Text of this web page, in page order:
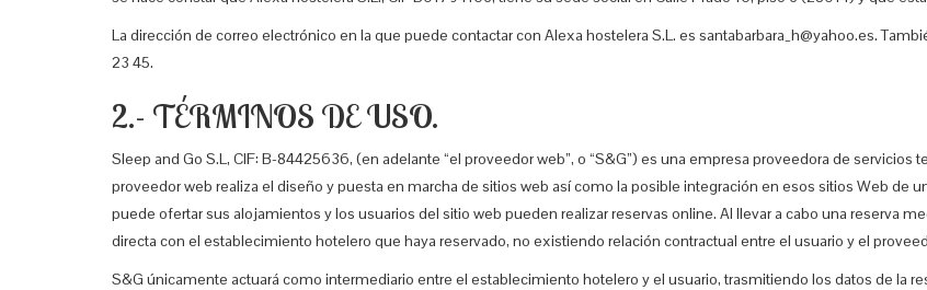
La dirección de correo electrónico en la que puede contactar con Alexa hostelera S.L. es santabarbara_h@yahoo.es.
23 45.
2.- TÉRMINOS DE USO.
Sleep and Go S.L, CIF: B-84425636, (en adelante “el proveedor web”, o “S&G”) es una empresa proveedora de
proveedor web realiza el diseño y puesta en marcha de sitios web así como la posible integración en esos sitios Web de
puede ofertar sus alojamientos y los usuarios del sitio web pueden realizar reservas online. Al llevar a cabo una reserva
directa con el establecimiento hotelero que haya reservado, no existiendo relación contractual entre el usuario y el
S&G únicamente actuará como intermediario entre el establecimiento hotelero y el usuario, trasmitiendo los datos de la